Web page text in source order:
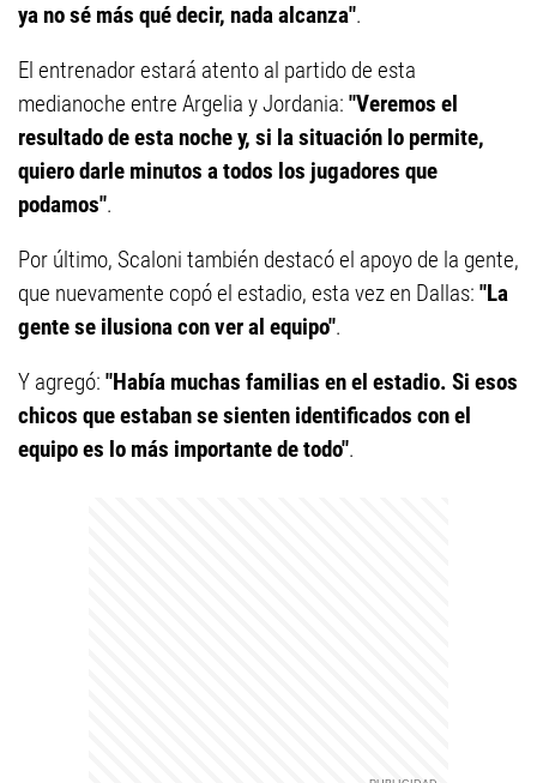
ya no sé más qué decir, nada alcanza".
El entrenador estará atento al partido de esta
medianoche entre Argelia y Jordania: "Veremos el
resultado de esta noche y, si la situación lo permite,
quiero darle minutos a todos los jugadores que
podamos".
Por último, Scaloni también destacó el apoyo de la gente,
que nuevamente copó el estadio, esta vez en Dallas: "La
gente se ilusiona con ver al equipo".
Y agregó: "Había muchas familias en el estadio. Si esos
chicos que estaban se sienten identificados con el
equipo es lo más importante de todo".